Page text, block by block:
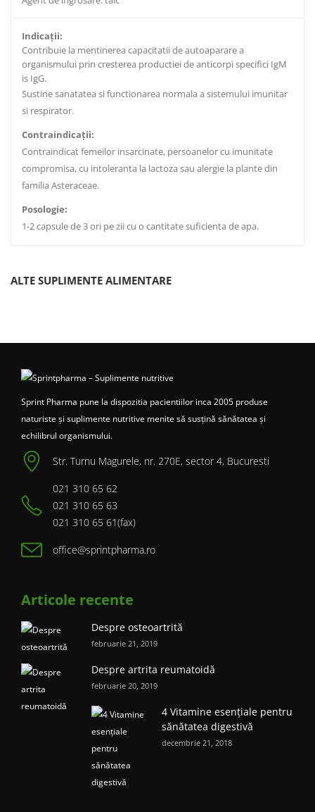
Indicaţii:
Contribuie la mentinerea capacitatii de autoaparare a
organismului prin cresterea productiei de anticorpi specifici IgM
is IgG.
Sustine sanatatea si functionarea normala a sistemului imunitar
si respirator.
Contraindicaţii:
Contraindicat femeilor insarcinate, persoanelor cu imunitate
compromisa, cu intoleranta la lactoza sau alergie la plante din
familia Asteraceae.
Posologie:
1-2 capsule de 3 ori pe zii cu o cantitate suficienta de apa.
ALTE SUPLIMENTE ALIMENTARE
Sprint Pharma pune la dispozitia pacientiilor inca 2005 produse
naturiste și suplimente nutritive menite să susțină sănătatea și
echilibrul organismului.
Str. Turnu Magurele, nr. 270E, sector 4, Bucuresti
021 310 65 62
021 310 65 63
021 310 65 61(fax)
office@sprintpharma.ro
Articole recente
Despre osteoartrită
februarie 21, 2019
Despre artrita reumatoidă
februarie 20, 2019
4 Vitamine esențiale pentru
sănătatea digestivă
decembrie 21, 2018